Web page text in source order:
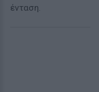
ένταση.